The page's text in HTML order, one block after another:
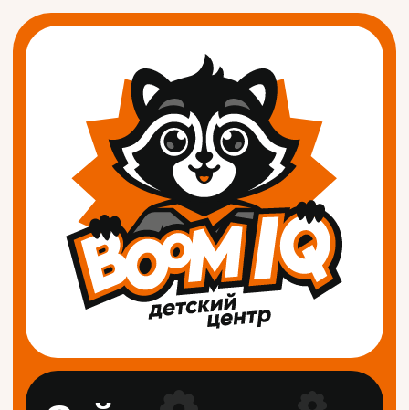
ниже контактам
Сайт